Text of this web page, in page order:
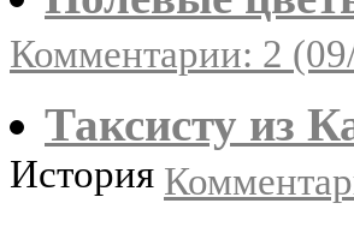
Комментарии: 2
Таксисту из
История